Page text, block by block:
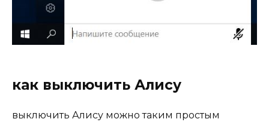
как выключить Алису
выключить Алису можно таким простым